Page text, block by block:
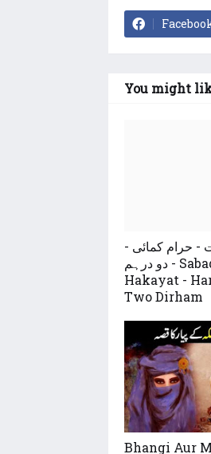
You might
- حرام کمائی -
دو درہم - Sabaq Amoz
Hakayat -
Two Dirham
Bhangi Aur